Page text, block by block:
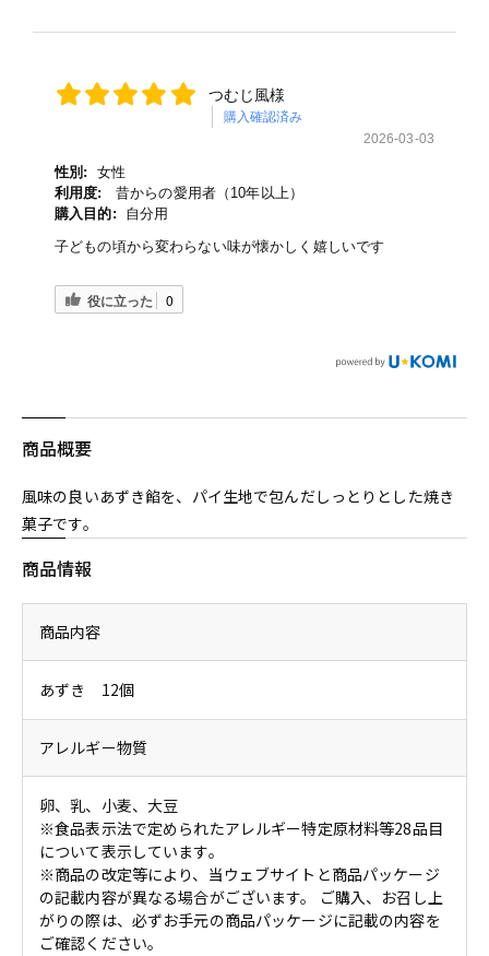
つむじ風様
購入確認済み
2026-03-03
性別:
女性
利用度:
昔からの愛用者（10年以上）
購入目的:
自分用
子どもの頃から変わらない味が懐かしく嬉しいです
役に立った 0
商品概要
風味の良いあずき餡を、パイ生地で包んだしっとりとした焼き
菓子です。
商品情報
商品内容
あずき 12個
アレルギー物質
卵、乳、小麦、大豆
※食品表示法で定められたアレルギー特定原材料等28品目
について表示しています。
※商品の改定等により、当ウェブサイトと商品パッケージ
の記載内容が異なる場合がございます。 ご購入、お召し上
がりの際は、必ずお手元の商品パッケージに記載の内容を
ご確認ください。